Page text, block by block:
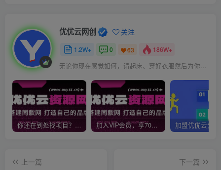
优优云网创 关注
1.2W+ 0 63 186W+
无论你现在感觉如何，请起床、穿好衣服然后为你的梦想而奋斗
你还在到处找项目？还在当韭菜？我靠网创资源站一个月收入5万+，曾经我也是个失败者。 加入VIP会员，享70%的推广提成，免费学习多种网上创业课程，菜鸟秒变大神！
上一篇
下一篇